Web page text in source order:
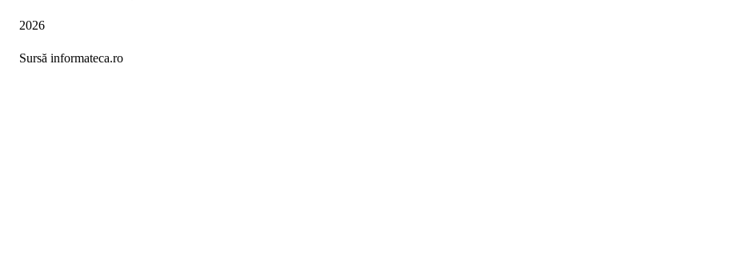
2026
Sursă informateca.ro